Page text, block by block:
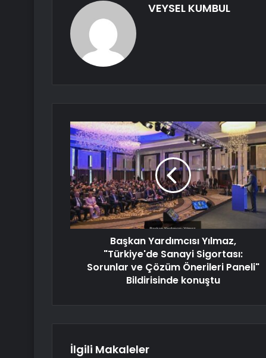
VEYSEL KUMBUL
Başkan Yardımcısı Yılmaz,
"Türkiye'de Sanayi Sigortası:
Sorunlar ve Çözüm Önerileri Paneli"
Bildirisinde konuştu
İlgili Makaleler